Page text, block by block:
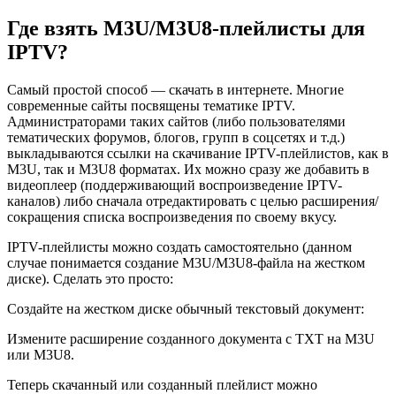
Где взять M3U/M3U8-плейлисты для
IPTV?
Самый простой способ — скачать в интернете. Многие
современные сайты посвящены тематике IPTV.
Администраторами таких сайтов (либо пользователями
тематических форумов, блогов, групп в соцсетях и т.д.)
выкладываются ссылки на скачивание IPTV-плейлистов, как в
M3U, так и M3U8 форматах. Их можно сразу же добавить в
видеоплеер (поддерживающий воспроизведение IPTV-
каналов) либо сначала отредактировать с целью расширения/
сокращения списка воспроизведения по своему вкусу.
IPTV-плейлисты можно создать самостоятельно (данном
случае понимается создание M3U/M3U8-файла на жестком
диске). Сделать это просто:
Создайте на жестком диске обычный текстовый документ:
Измените расширение созданного документа с TXT на M3U
или M3U8.
Теперь скачанный или созданный плейлист можно